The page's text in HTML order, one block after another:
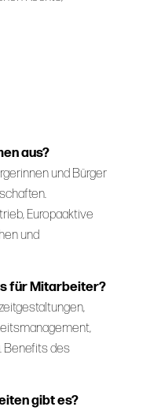
aus?
und Bürger
Europaaktive
und
für Mitarbeiter?
gibt es?